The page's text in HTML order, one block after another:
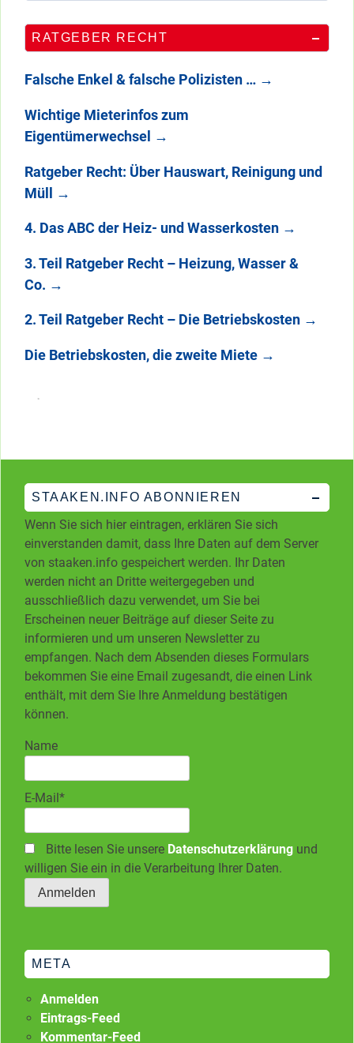
RATGEBER RECHT
Falsche Enkel & falsche Polizisten … →
Wichtige Mieterinfos zum
Eigentümerwechsel →
Ratgeber Recht: Über Hauswart, Reinigung und
Müll →
4. Das ABC der Heiz- und Wasserkosten →
3. Teil Ratgeber Recht – Heizung, Wasser &
Co. →
2. Teil Ratgeber Recht – Die Betriebskosten →
Die Betriebskosten, die zweite Miete →
STAAKEN.INFO ABONNIEREN
Wenn Sie sich hier eintragen, erklären Sie sich
einverstanden damit, dass Ihre Daten auf dem Server
von staaken.info gespeichert werden. Ihr Daten
werden nicht an Dritte weitergegeben und
ausschließlich dazu verwendet, um Sie bei
Erscheinen neuer Beiträge auf dieser Seite zu
informieren und um unseren Newsletter zu
empfangen. Nach dem Absenden dieses Formulars
bekommen Sie eine Email zugesandt, die einen Link
enthält, mit dem Sie Ihre Anmeldung bestätigen
können.
Name
E-Mail*
Bitte lesen Sie unsere Datenschutzerklärung und
willigen Sie ein in die Verarbeitung Ihrer Daten.
META
Anmelden
Eintrags-Feed
Kommentar-Feed